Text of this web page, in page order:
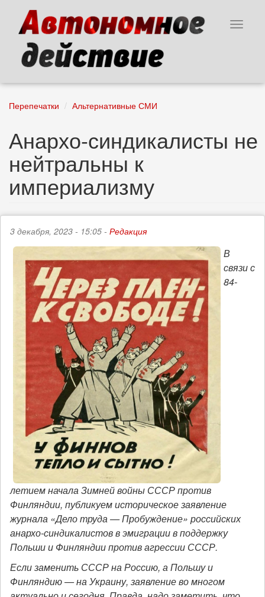
основному
содержанию
Toggle
Перепечатки Альтернативные СМИ
Анархо-синдикалисты не
нейтральны к
империализму
3 декабря, 2023 - 15:05 - Редакция
В
связи с
84-
летием начала Зимней войны СССР против
Финляндии, публикуем историческое заявление
журнала «Дело труда — Пробуждение» российских
анархо-синдикалистов в эмиграции в поддержку
Польши и Финляндии против агрессии СССР.
Если заменить СССР на Россию, а Польшу и
Финляндию — на Украину, заявление во многом